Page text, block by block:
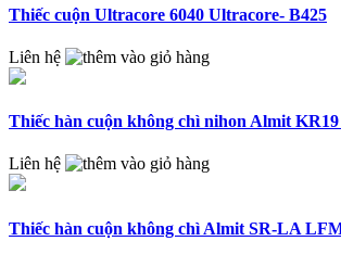
Thiếc cuộn Ultracore 6040 Ultracore- B425
Liên hệ
Thiếc hàn cuộn không chì nihon Almit
Liên hệ
Thiếc hàn cuộn không chì Almit SR-LA